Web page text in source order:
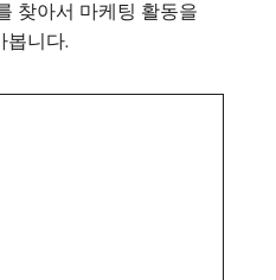
찾아서 마케팅 활동을
봅니다.